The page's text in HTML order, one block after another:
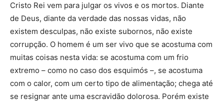
Cristo Rei vem para julgar os vivos e os mortos. Diante
de Deus, diante da verdade das nossas vidas, não
existem desculpas, não existe subornos, não existe
corrupção. O homem é um ser vivo que se acostuma com
muitas coisas nesta vida: se acostuma com um frio
extremo – como no caso dos esquimós –, se acostuma
com o calor, com um certo tipo de alimentação; chega até
se resignar ante uma escravidão dolorosa. Porém existe